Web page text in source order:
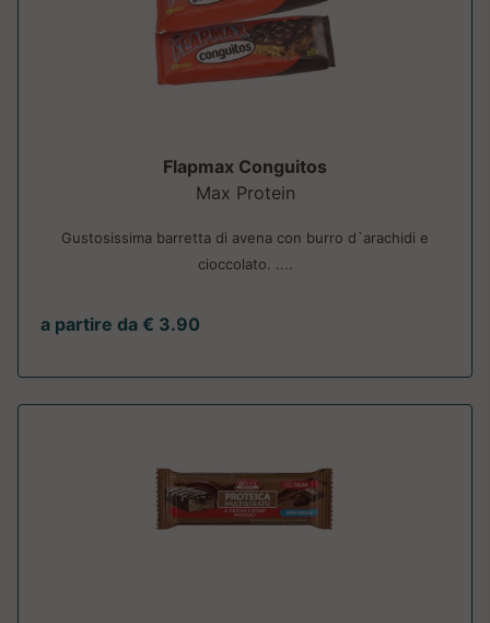
Flapmax Conguitos
Max Protein
Gustosissima barretta di avena con burro d`arachidi e
cioccolato. ....
a partire da € 3.90